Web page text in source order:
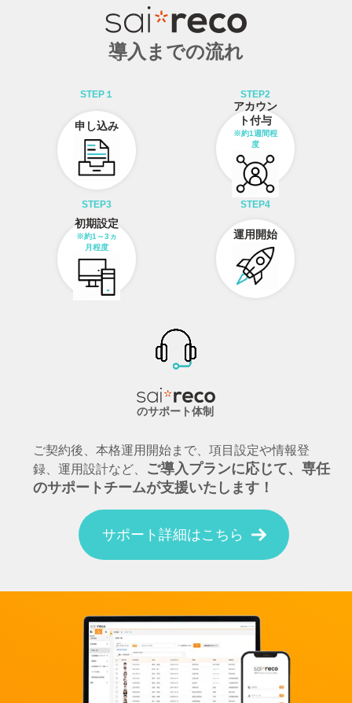
導入までの流れ
STEP１
申し込み
STEP2
アカウン
ト付与
※約1週間程
度
STEP3
初期設定
※約1～3ヵ
月程度
STEP4
運用開始
のサポート体制
ご契約後、本格運用開始まで、項目設定や情報登
録、運用設計など、 ご導入プランに応じて、専任
のサポートチームが支援いたします！
サポート詳細はこちら